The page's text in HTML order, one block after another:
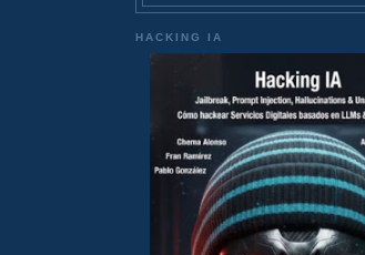
HACKING IA